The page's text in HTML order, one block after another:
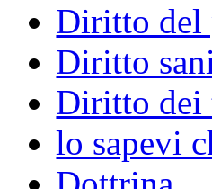
Diritto del
Diritto
Diritto dei
lo sapevi